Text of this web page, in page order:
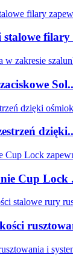
filary
Cup Lock